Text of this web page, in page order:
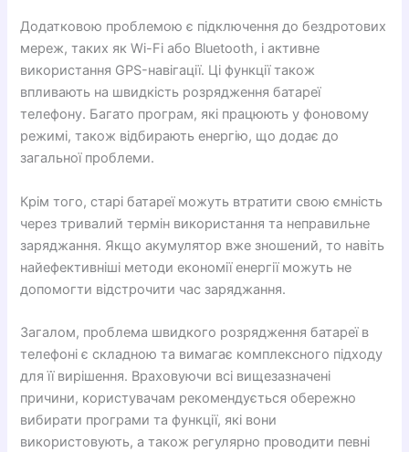
Додатковою проблемою є підключення до бездротових
мереж, таких як Wi-Fi або Bluetooth, і активне
використання GPS-навігації. Ці функції також
впливають на швидкість розрядження батареї
телефону. Багато програм, які працюють у фоновому
режимі, також відбирають енергію, що додає до
загальної проблеми.
Крім того, старі батареї можуть втратити свою ємність
через тривалий термін використання та неправильне
заряджання. Якщо акумулятор вже зношений, то навіть
найефективніші методи економії енергії можуть не
допомогти відстрочити час заряджання.
Загалом, проблема швидкого розрядження батареї в
телефоні є складною та вимагає комплексного підходу
для її вирішення. Враховуючи всі вищезазначені
причини, користувачам рекомендується обережно
вибирати програми та функції, які вони
використовують, а також регулярно проводити певні